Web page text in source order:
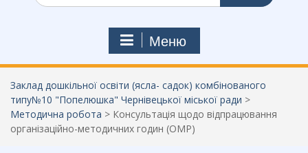
Меню
Заклад дошкільної освіти (ясла- садок) комбінованого
типу№10 "Попелюшка" Чернівецької міської ради >
Методична робота > Консультація щодо відпрацювання
організаційно-методичних годин (ОМР)